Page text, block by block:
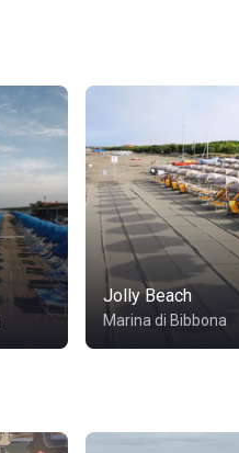
Jolly Beach
Marina di Bibbona